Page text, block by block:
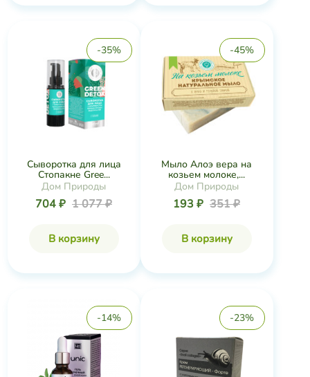
-35%
Сыворотка для лица
Стопакне Gree...
Дом Природы
704 ₽ 1 077 ₽
В корзину
-45%
Мыло Алоэ вера на
козьем молоке,...
Дом Природы
193 ₽ 351 ₽
В корзину
-14% -23%